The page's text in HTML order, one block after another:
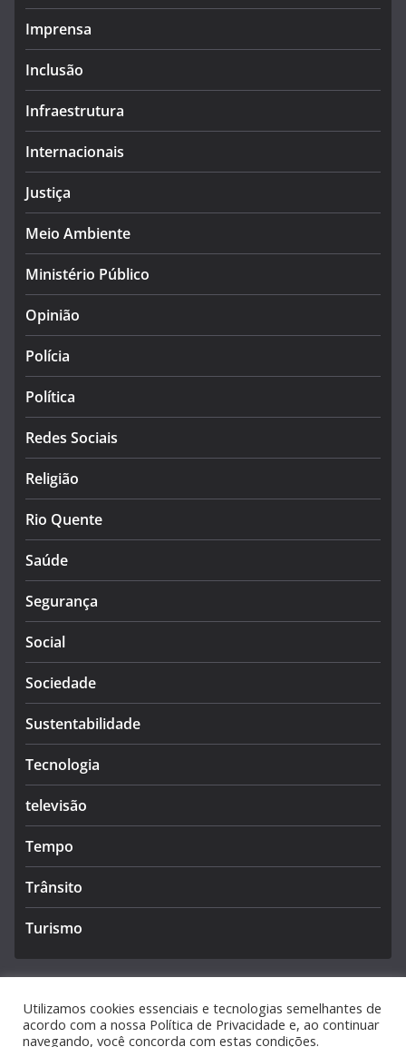
Imprensa
Inclusão
Infraestrutura
Internacionais
Justiça
Meio Ambiente
Ministério Público
Opinião
Polícia
Política
Redes Sociais
Religião
Rio Quente
Saúde
Segurança
Social
Sociedade
Sustentabilidade
Tecnologia
televisão
Tempo
Trânsito
Turismo
Copyright © 2026Caldas Notícias. Todos os direitos
Utilizamos cookies essenciais e tecnologias semelhantes de
acordo com a nossa Política de Privacidade e, ao continuar
navegando, você concorda com estas condições.